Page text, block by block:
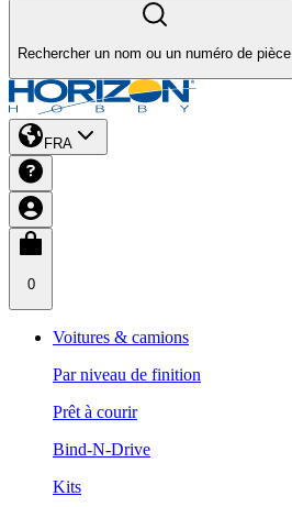
Rechercher un nom ou un numéro de pièce
FRA
0
Voitures & camions
Par niveau de finition
Prêt à courir
Bind-N-Drive
Kits